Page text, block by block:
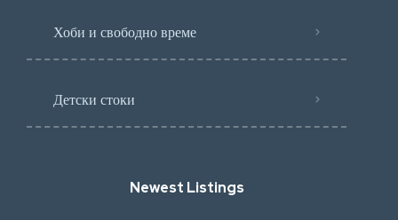
Хоби и свободно време
Детски стоки
Newest Listings​